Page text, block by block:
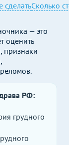
сделатьСколько
— это
оценить
признаки
РФ:
грудного